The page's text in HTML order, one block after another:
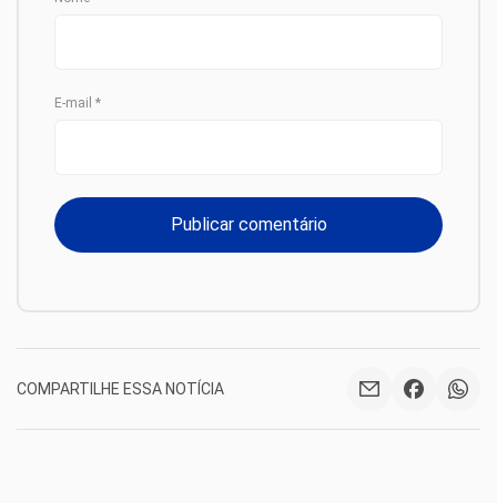
E-mail *
COMPARTILHE ESSA NOTÍCIA